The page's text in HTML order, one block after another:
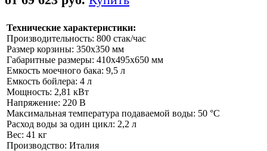
Технические характеристики:
Производительность: 800 стак/час
Размер корзины: 350х350 мм
Габаритные размеры: 410х495х650 мм
Емкость моечного бака: 9,5 л
Емкость бойлера: 4 л
Мощность: 2,81 кВт
Напряжение: 220 В
Максимальная температура подаваемой воды: 50 °C
Расход воды за один цикл: 2,2 л
Вес: 41 кг
Производство: Италия